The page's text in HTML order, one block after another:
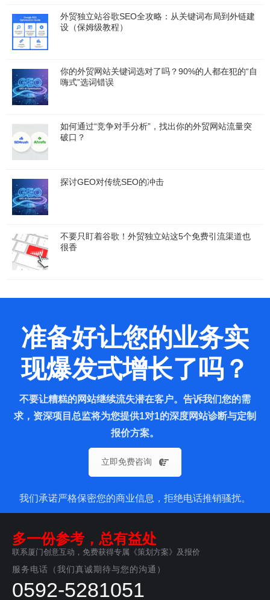
外贸独立站谷歌SEO全攻略：从关键词布局到外链建
设（保姆级教程）
你的外贸网站关键词选对了吗？90%的人都在犯的“自
嗨式”选词错误
如何通过“竞争对手分析”，找出你的外贸网站流量突
破口？
探讨GEO对传统SEO的冲击
不要只盯着谷歌！外贸独立站这5个免费引流渠道也
很香
准备好让您的业务实
现爆发式增长了吗？
不要让糟糕的网站继续流失潜在客户。告诉我们您的需
求，资深项目总监将为您提供1对1的深度网站诊断与定制
报价方案。
立即免费咨询
我们承诺严格保密您的商业信息，拒绝电话推销骚扰。
多一份参考，总有益处
联系厦门创意互动，免费获得专属《策划方案》及报价
服务电话（我们真诚期待与您的沟通）
0592-5281051